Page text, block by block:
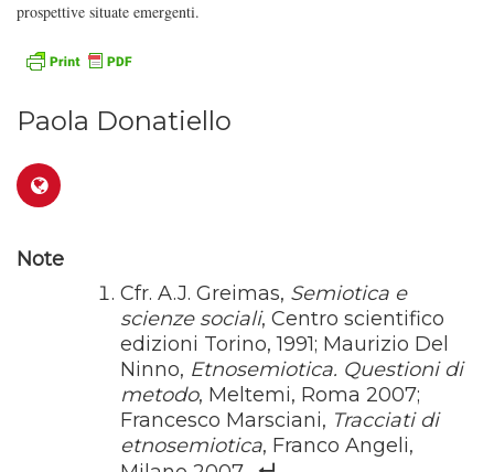
prospettive situate emergenti.
Paola Donatiello
Note
Cfr. A.J. Greimas, Semiotica e
scienze sociali, Centro scientifico
edizioni Torino, 1991; Maurizio Del
Ninno, Etnosemiotica. Questioni di
metodo, Meltemi, Roma 2007;
Francesco Marsciani, Tracciati di
etnosemiotica, Franco Angeli,